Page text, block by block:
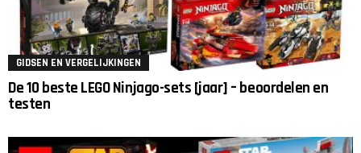
GIDSEN EN VERGELIJKINGEN
De 10 beste LEGO Ninjago-sets [jaar] – beoordelen en
testen